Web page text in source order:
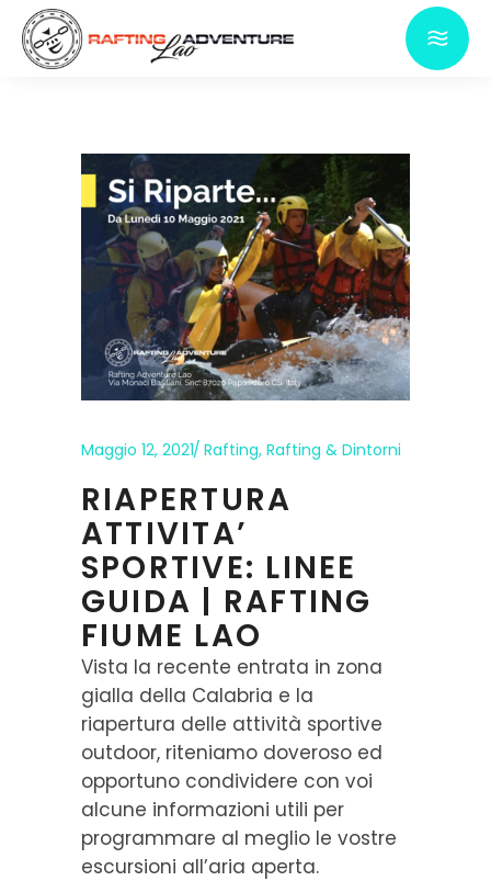
Maggio 12, 2021 Rafting, Rafting & Dintorni
RIAPERTURA
ATTIVITA’
SPORTIVE: LINEE
GUIDA | RAFTING
FIUME LAO
Vista la recente entrata in zona
gialla della Calabria e la
riapertura delle attività sportive
outdoor, riteniamo doveroso ed
opportuno condividere con voi
alcune informazioni utili per
programmare al meglio le vostre
escursioni all’aria aperta.